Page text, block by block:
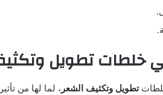
خلطات تطويل
تطويل وتكثيف الشعر ، لما لها من